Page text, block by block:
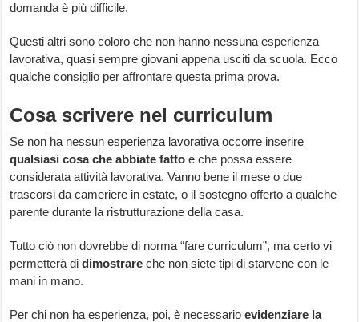
domanda è più difficile.
Questi altri sono coloro che non hanno nessuna esperienza
lavorativa, quasi sempre giovani appena usciti da scuola. Ecco
qualche consiglio per affrontare questa prima prova.
Cosa scrivere nel curriculum
Se non ha nessun esperienza lavorativa occorre inserire
qualsiasi cosa che abbiate fatto e che possa essere
considerata attività lavorativa. Vanno bene il mese o due
trascorsi da cameriere in estate, o il sostegno offerto a qualche
parente durante la ristrutturazione della casa.
Tutto ciò non dovrebbe di norma “fare curriculum”, ma certo vi
permetterà didimostrare che non siete tipi di starvene con le
mani in mano.
Per chi non ha esperienza, poi, è necessario evidenziare la